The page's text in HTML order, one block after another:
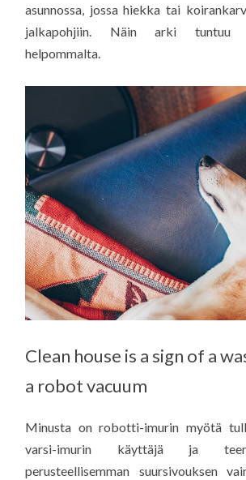
asunnossa, jossa hiekka tai
jalkapohjiin. Näin arki tuntuu
helpommalta.
Clean house is a sign of a
a robot vacuum
Minusta on robotti-imurin myötä
varsi-imurin käyttäjä ja
perusteellisemman suursivouksen